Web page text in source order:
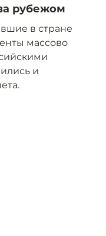
рубежом
в стране
массово
и